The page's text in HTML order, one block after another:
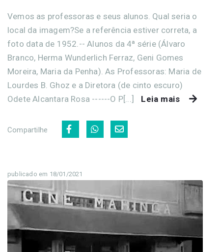
Vemos as professoras e seus alunos. Qual seria o
local da imagem?Se a referência estiver correta, a
foto data de 1952.-- Alunos da 4ª série (Álvaro
Branco, Herma Wunderlich Ferraz, Geni Gomes
Moreira, Maria da Penha). As Professoras: Maria de
Lourdes B. Ghoz e a Diretora (de cinto escuro)
Odete Alcantara Rosa ------O P[...]
Leia mais
Compartilhe
publicado em 18/01/2021